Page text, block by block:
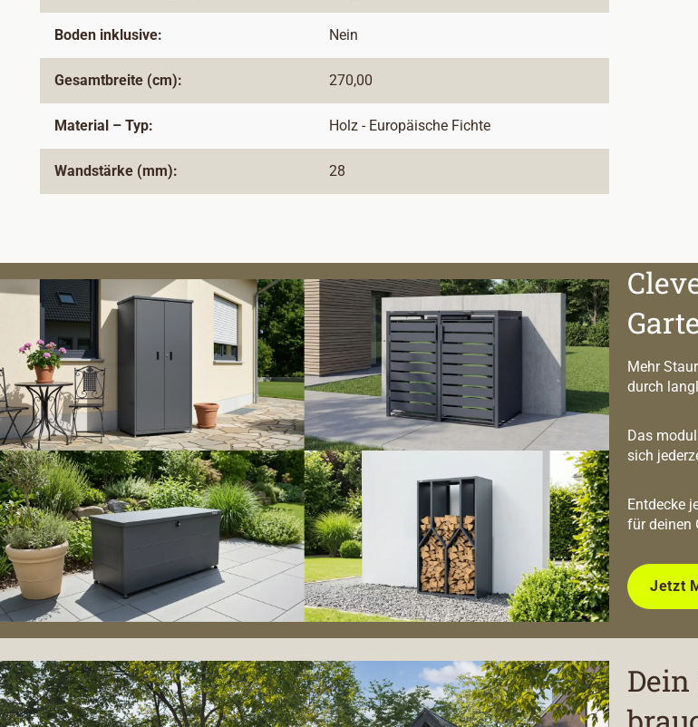
Boden inklusive: Nein
Gesamtbreite (cm): 270,00
Material – Typ: Holz - Europäische Fichte
Wandstärke (mm): 28
Mehr
durch
Das
sich
Entdecke
für deinen
Jetzt